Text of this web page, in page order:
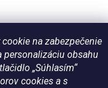
na zabezpečenie
obsahu
„Súhlasím“
cookies a s